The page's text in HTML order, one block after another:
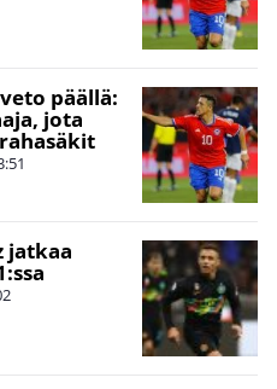
päällä:
jota
jatkaa